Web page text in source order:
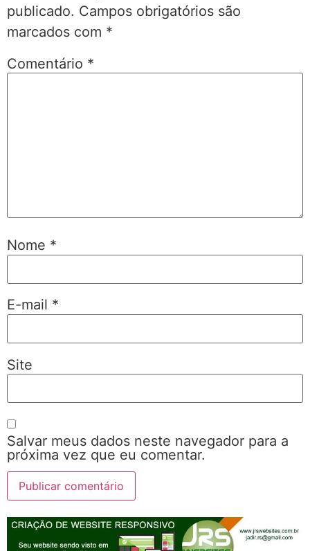
publicado. Campos obrigatórios são
marcados com *
Comentário *
Nome *
E-mail *
Site
Salvar meus dados neste navegador para a
próxima vez que eu comentar.